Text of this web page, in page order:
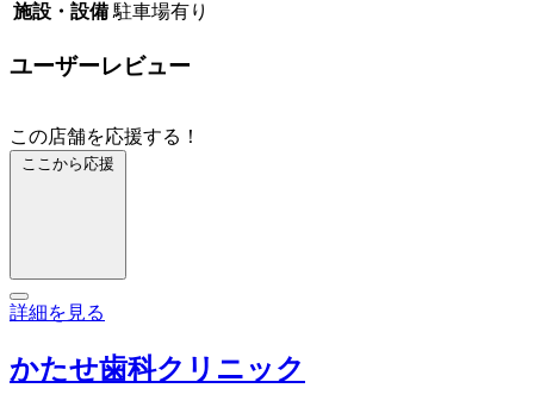
施設・設備 駐車場有り
ユーザーレビュー
この店舗を応援する！
ここから応援
詳細を見る
かたせ歯科クリニック